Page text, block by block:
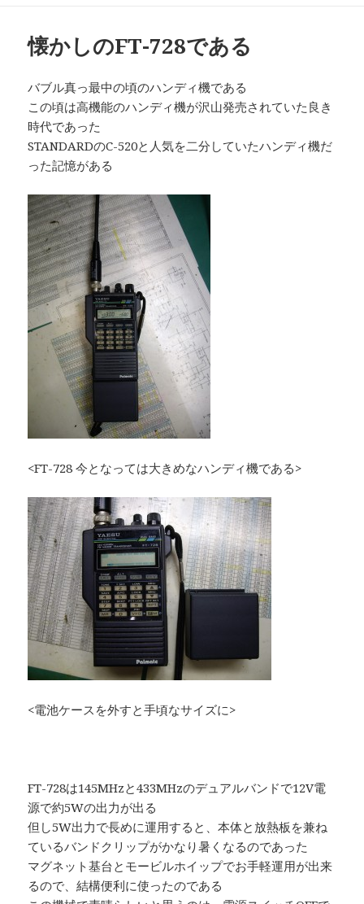
懐かしのFT-728である
バブル真っ最中の頃のハンディ機である
この頃は高機能のハンディ機が沢山発売されていた良き
時代であった
STANDARDのC-520と人気を二分していたハンディ機だ
った記憶がある
<FT-728 今となっては大きめなハンディ機である>
<電池ケースを外すと手頃なサイズに>
FT-728は145MHzと433MHzのデュアルバンドで12V電
源で約5Wの出力が出る
但し5W出力で長めに運用すると、本体と放熱板を兼ね
ているバンドクリップがかなり暑くなるのであった
マグネット基台とモービルホイップでお手軽運用が出来
るので、結構便利に使ったのである